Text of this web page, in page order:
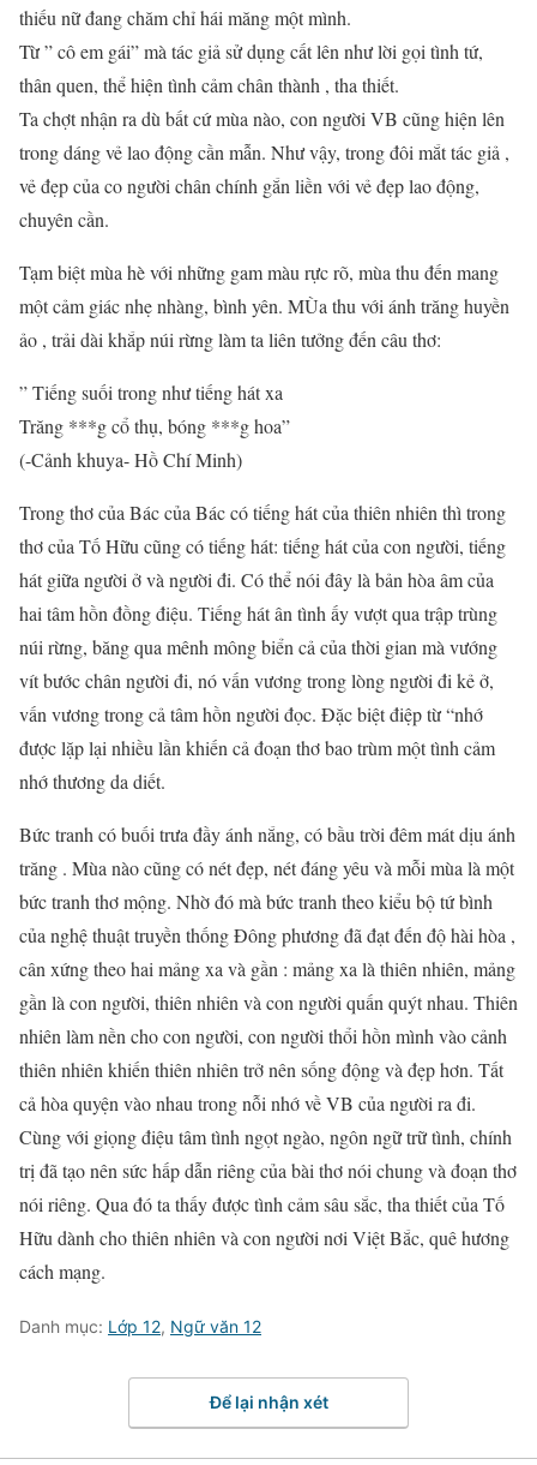
thiếu nữ đang chăm chỉ hái măng một mình.
Từ ” cô em gái” mà tác giả sử dụng cất lên như lời gọi tình tứ,
thân quen, thể hiện tình cảm chân thành , tha thiết.
Ta chợt nhận ra dù bất cứ mùa nào, con người VB cũng hiện lên
trong dáng vẻ lao động cần mẫn. Như vậy, trong đôi mắt tác giả ,
vẻ đẹp của co người chân chính gắn liền với vẻ đẹp lao động,
chuyên cần.
Tạm biệt mùa hè với những gam màu rực rõ, mùa thu đến mang
một cảm giác nhẹ nhàng, bình yên. MÙa thu với ánh trăng huyền
ảo , trải dài khắp núi rừng làm ta liên tưởng đến câu thơ:
” Tiếng suối trong như tiếng hát xa
Trăng ***g cổ thụ, bóng ***g hoa”
(-Cảnh khuya- Hồ Chí Minh)
Trong thơ của Bác của Bác có tiếng hát của thiên nhiên thì trong
thơ của Tố Hữu cũng có tiếng hát: tiếng hát của con người, tiếng
hát giữa người ở và người đi. Có thể nói đây là bản hòa âm của
hai tâm hồn đồng điệu. Tiếng hát ân tình ấy vượt qua trập trùng
núi rừng, băng qua mênh mông biển cả của thời gian mà vướng
vít bước chân người đi, nó vấn vương trong lòng người đi kẻ ở,
vấn vương trong cả tâm hồn người đọc. Đặc biệt điệp từ “nhớ
được lặp lại nhiều lần khiến cả đoạn thơ bao trùm một tình cảm
nhớ thương da diết.
Bức tranh có buối trưa đầy ánh nắng, có bầu trời đêm mát dịu ánh
trăng . Mùa nào cũng có nét đẹp, nét đáng yêu và mỗi mùa là một
bức tranh thơ mộng. Nhờ đó mà bức tranh theo kiểu bộ tứ bình
của nghệ thuật truyền thống Đông phương đã đạt đến độ hài hòa ,
cân xứng theo hai mảng xa và gần : mảng xa là thiên nhiên, mảng
gần là con người, thiên nhiên và con người quấn quýt nhau. Thiên
nhiên làm nền cho con người, con người thổi hồn mình vào cảnh
thiên nhiên khiến thiên nhiên trở nên sống động và đẹp hơn. Tất
cả hòa quyện vào nhau trong nỗi nhớ về VB của người ra đi.
Cùng với giọng điệu tâm tình ngọt ngào, ngôn ngữ trữ tình, chính
trị đã tạo nên sức hấp dẫn riêng của bài thơ nói chung và đoạn thơ
nói riêng. Qua đó ta thấy được tình cảm sâu sắc, tha thiết của Tố
Hữu dành cho thiên nhiên và con người nơi Việt Bắc, quê hương
cách mạng.
Danh mục: Lớp 12, Ngữ văn 12
Để lại nhận xét